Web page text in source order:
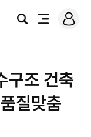
검
전
로
그
구조 건축
질맞춤